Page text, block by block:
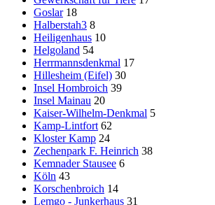
Goslar 18
Halberstah3 8
Heiligenhaus 10
Helgoland 54
Herrmannsdenkmal 17
Hillesheim (Eifel) 30
Insel Hombroich 39
Insel Mainau 20
Kaiser-Wilhelm-Denkmal 5
Kamp-Lintfort 62
Kloster Kamp 24
Zechenpark F. Heinrich 38
Kemnader Stausee 6
Köln 43
Korschenbroich 14
Lemgo - Junkerhaus 31